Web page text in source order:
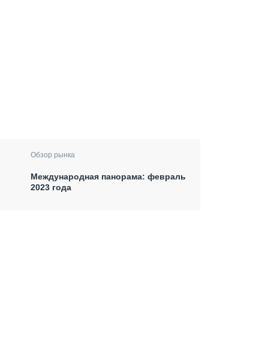
Обзор рынка
Международная панорама: февраль
2023 года